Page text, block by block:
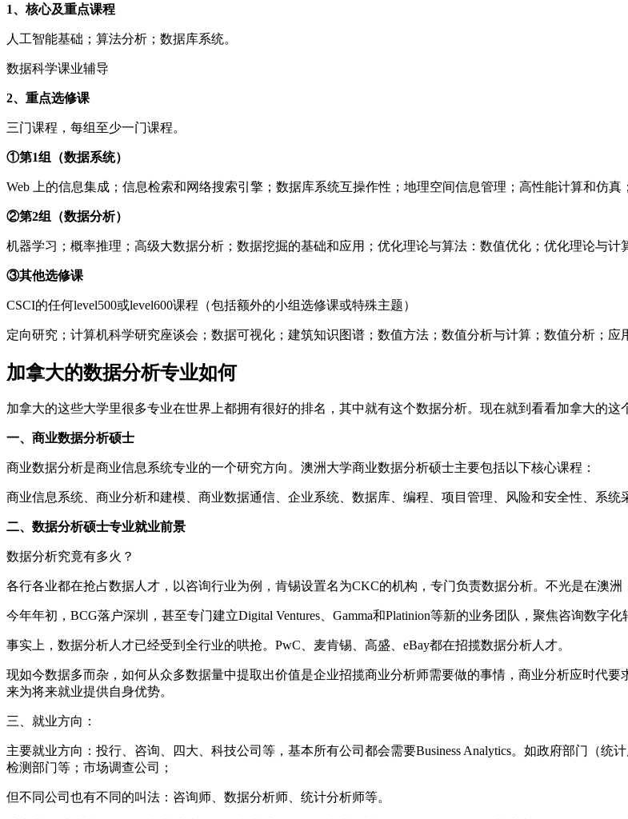
1、核心及重点课程
人工智能基础；算法分析；数据库系统。
数据科学课业辅导
2、重点选修课
三门课程，每组至少一门课程。
①第1组（数据系统）
Web 上的信息集成；信息检索和网络搜索引擎；数据库系统互操作性；地理空间信息管理；高性能计算和仿真
②第2组（数据分析）
机器学习；概率推理；高级大数据分析；数据挖掘的基础和应用；优化理论与算法：数值优化；优化理论与计
③其他选修课
CSCI的任何level500或level600课程（包括额外的小组选修课或特殊主题）
定向研究；计算机科学研究座谈会；数据可视化；建筑知识图谱；数值方法；数值分析与计算；数值分析；应
加拿大的数据分析专业如何
加拿大的这些大学里很多专业在世界上都拥有很好的排名，其中就有这个数据分析。现在就到看看加拿大的这
一、商业数据分析硕士
商业数据分析是商业信息系统专业的一个研究方向。澳洲大学商业数据分析硕士主要包括以下核心课程：
商业信息系统、商业分析和建模、商业数据通信、企业系统、数据库、编程、项目管理、风险和安全性、系统
二、数据分析硕士专业就业前景
数据分析究竟有多火？
各行各业都在抢占数据人才，以咨询行业为例，肯锡设置名为CKC的机构，专门负责数据分析。不光是在澳洲
今年年初，BCG落户深圳，甚至专门建立Digital Ventures、Gamma和Platinion等新的业务团队，聚焦咨询数字化
事实上，数据分析人才已经受到全行业的哄抢。PwC、麦肯锡、高盛、eBay都在招揽数据分析人才。
现如今数据多而杂，如何从众多数据量中提取出价值是企业招揽商业分析师需要做的事情，商业分析应时代
来为将来就业提供自身优势。
三、就业方向：
主要就业方向：投行、咨询、四大、科技公司等，基本所有公司都会需要Business Analytics。如政府部门（
检测部门等；市场调查公司；
但不同公司也有不同的叫法：咨询师、数据分析师、统计分析师等。